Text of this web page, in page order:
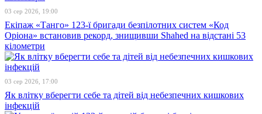
03 сер 2026, 19:00
Екіпаж «Танго» 123-ї бригади безпілотних систем «Код
Оріона» встановив рекорд, знищивши Shahed на відстані 53
кілометри
03 сер 2026, 17:00
Як влітку вберегти себе та дітей від небезпечних кишкових
інфекцій